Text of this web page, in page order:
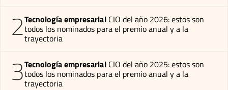
2Tecnología empresarial CIO del año 2026: estos son
todos los nominados para el premio anual y a la
trayectoria
3Tecnología empresarial CIO del año 2025: estos son
todos los nominados para el premio anual y a la
trayectoria